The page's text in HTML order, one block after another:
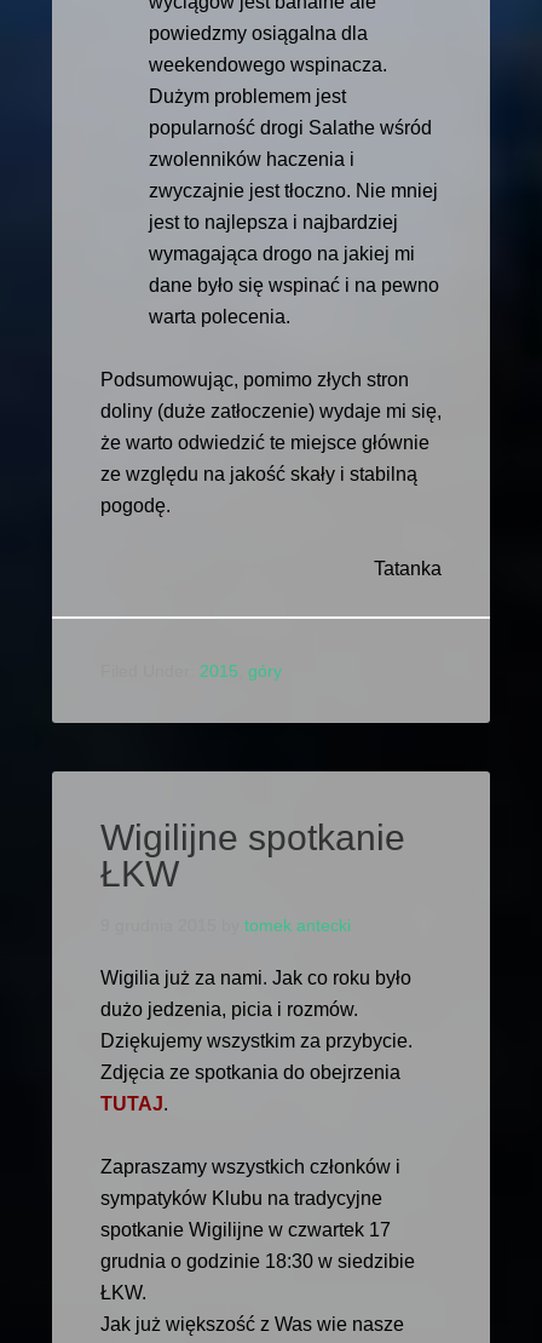
powiedzmy osiągalna dla
weekendowego wspinacza.
Dużym problemem jest
popularność drogi Salathe wśród
zwolenników haczenia i
zwyczajnie jest tłoczno. Nie mniej
jest to najlepsza i najbardziej
wymagająca drogo na jakiej mi
dane było się wspinać i na pewno
warta polecenia.
Podsumowując, pomimo złych stron
doliny (duże zatłoczenie) wydaje mi się,
że warto odwiedzić te miejsce głównie
ze względu na jakość skały i stabilną
pogodę.
Tatanka
2015 góry
Wigilijne spotkanie
ŁKW
tomek antecki
Wigilia już za nami. Jak co roku było
dużo jedzenia, picia i rozmów.
Dziękujemy wszystkim za przybycie.
Zdjęcia ze spotkania do obejrzenia
TUTAJ.
Zapraszamy wszystkich członków i
sympatyków Klubu na tradycyjne
spotkanie Wigilijne w czwartek 17
grudnia o godzinie 18:30 w siedzibie
ŁKW.
Jak już większość z Was wie nasze